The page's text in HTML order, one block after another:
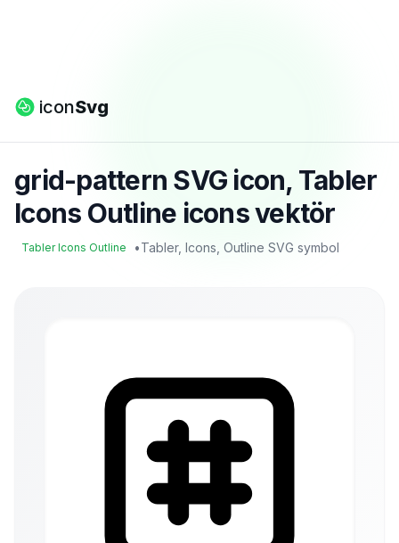
iconSvg
grid-pattern SVG icon, Tabler
Icons Outline icons vektör
Tabler Icons Outline •Tabler, Icons, Outline SVG symbol